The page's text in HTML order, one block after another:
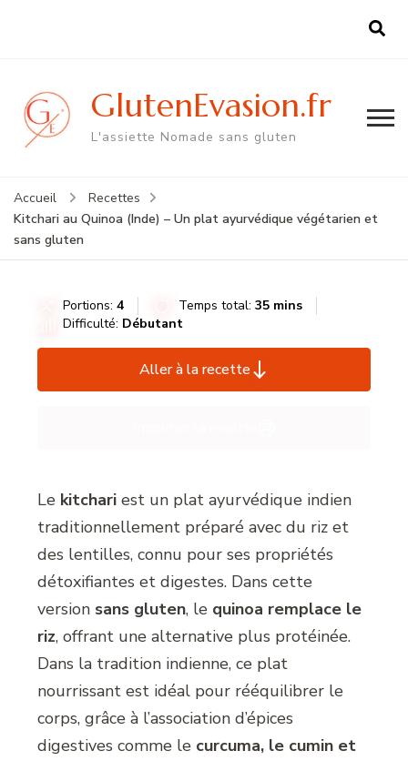
GlutenEvasion.fr
L'assiette Nomade sans gluten
Accueil
Recettes
Kitchari au Quinoa (Inde) – Un plat ayurvédique végétarien et
sans gluten
Portions:4 Temps total:35 mins
Difficulté: Débutant
Aller à la recette
Le kitchari est un plat ayurvédique indien
traditionnellement préparé avec du riz et
des lentilles, connu pour ses propriétés
détoxifiantes et digestes. Dans cette
version sans gluten, le quinoa remplace le
riz, offrant une alternative plus protéinée.
Dans la tradition indienne, ce plat
nourrissant est idéal pour rééquilibrer le
corps, grâce à l’association d’épices
digestives comme le curcuma, le cumin et